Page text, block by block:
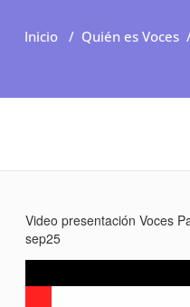
Inicio / Quién es Voces
Video presentación Voces
sep25